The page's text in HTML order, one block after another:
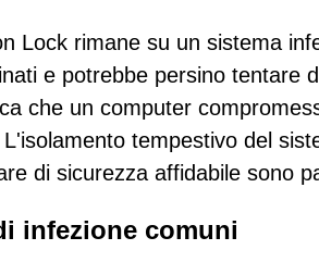
Lock rimane su un sistema
e potrebbe persino tentare
che un computer
tempestivo del
di sicurezza affidabile sono
infezione comuni